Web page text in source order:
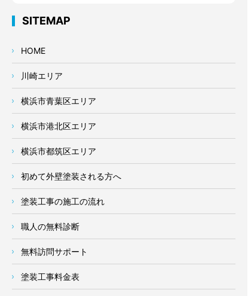
SITEMAP
HOME
川崎エリア
横浜市青葉区エリア
横浜市港北区エリア
横浜市都筑区エリア
初めて外壁塗装される方へ
塗装工事の施工の流れ
職人の無料診断
無料訪問サポート
塗装工事料金表